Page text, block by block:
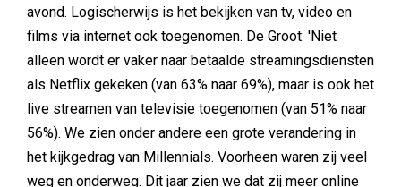
avond. Logischerwijs is het bekijken van tv, video en
films via internet ook toegenomen. De Groot: 'Niet
alleen wordt er vaker naar betaalde streamingsdiensten
als Netflix gekeken (van 63% naar 69%), maar is ook het
live streamen van televisie toegenomen (van 51% naar
56%). We zien onder andere een grote verandering in
het kijkgedrag van Millennials. Voorheen waren zij veel
weg en onderweg. Dit jaar zien we dat zij meer online